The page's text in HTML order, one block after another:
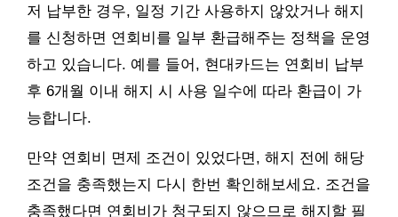
저 납부한 경우, 일정 기간 사용하지 않았거나 해지
를 신청하면 연회비를 일부 환급해주는 정책을 운영
하고 있습니다. 예를 들어, 현대카드는 연회비 납부
후 6개월 이내 해지 시 사용 일수에 따라 환급이 가
능합니다.
만약 연회비 면제 조건이 있었다면, 해지 전에 해당
조건을 충족했는지 다시 한번 확인해보세요. 조건을
충족했다면 연회비가 청구되지 않으므로 해지할 필